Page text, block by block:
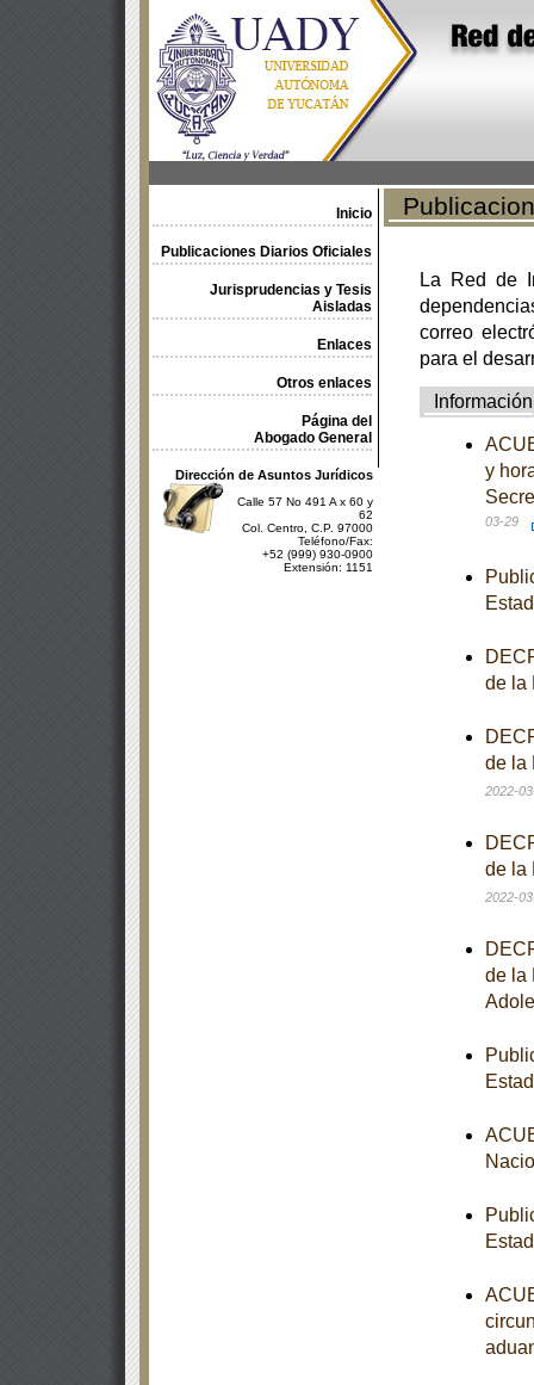
Inicio
Publicaciones Diarios Oficiales
Jurisprudencias y Tesis
Aisladas
Enlaces
Otros enlaces
Página del
Abogado General
Dirección de Asuntos Jurídicos
Calle 57 No 491 A x 60 y
62
Col. Centro, C.P. 97000
Teléfono/Fax:
+52 (999) 930-0900
Extensión: 1151
La Red de
correo
para el
Información
y
03-29
de la
de la
2022-
de la
2022-
de la